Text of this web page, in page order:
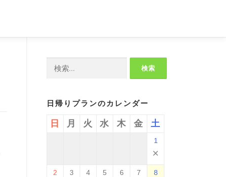
日帰りプランのカレンダー
日 月 火 水 木 金 土
1
×
2 3 4 5 6 7 8